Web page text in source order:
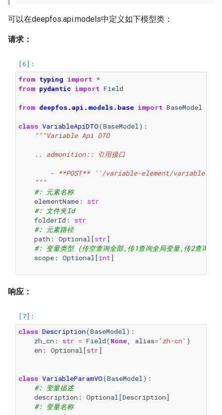
可以在deepfos.api.models中定义如下模型类：
请求：
from typing import *
from pydantic import Field
from deepfos.api.models.base import BaseModel
class VariableApiDTO(BaseModel):
"""Variable Api DTO
    .. admonition:: 引用接口
- **POST** ``/variable-element/variable-
    """
#: 元素名称
elementName :
str
#: 文件夹Id
folderId :
str
#: 元素路径
path : Optional[str]
#: 变量类型 (传空查询全部,传1查询全局变量,传2查询用
scope : Optional[int]
响应：
class Description(BaseModel):
zh_cn : str = Field(None, alias='zh-cn' )
en : Optional[str]
class VariableParamVO(BaseModel):
#: 变量描述
description : Optional[Description]
#: 变量名称